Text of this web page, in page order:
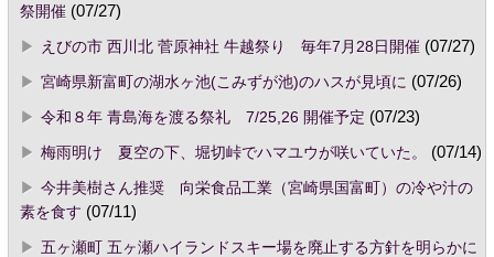
祭開催(07/27)
えびの市 西川北 菅原神社 牛越祭り 毎年7月28日開催(07/27)
宮崎県新富町の湖水ヶ池(こみずが池)のハスが見頃に (07/26)
令和８年 青島海を渡る祭礼 7/25,26 開催予定 (07/23)
梅雨明け 夏空の下、堀切峠でハマユウが咲いていた。
(07/14)
今井美樹さん推奨 向栄食品工業（宮崎県国富町）の冷や汁の
素を食す (07/11)
五ヶ瀬町 五ヶ瀬ハイランドスキー場を廃止する方針を明らかに